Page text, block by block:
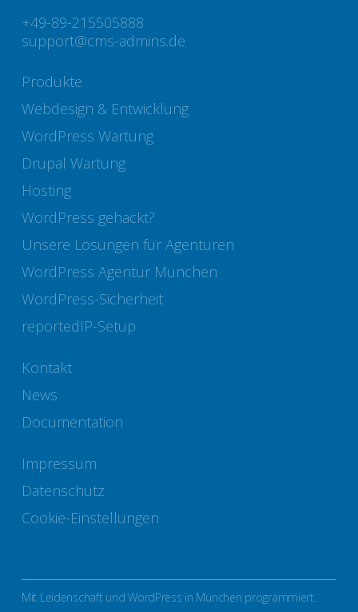
+49-89-215505888
support@cms-admins.de
Produkte
Webdesign & Entwicklung
WordPress Wartung
Drupal Wartung
Hosting
WordPress gehackt?
Unsere Lösungen für Agenturen
WordPress Agentur München
WordPress-Sicherheit
reportedIP-Setup
Kontakt
News
Documentation
Impressum
Datenschutz
Cookie-Einstellungen
Mit Leidenschaft und WordPress in München programmiert.